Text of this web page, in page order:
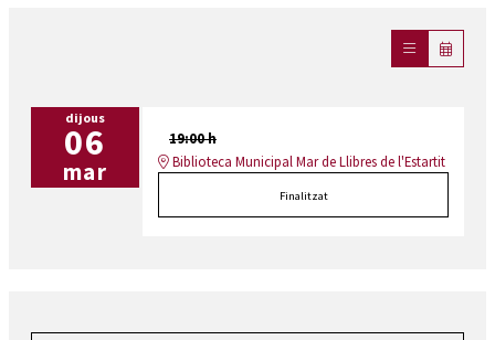
dijous
06
mar
19:00 h
Biblioteca Municipal Mar de Llibres de l'Estartit
Finalitzat